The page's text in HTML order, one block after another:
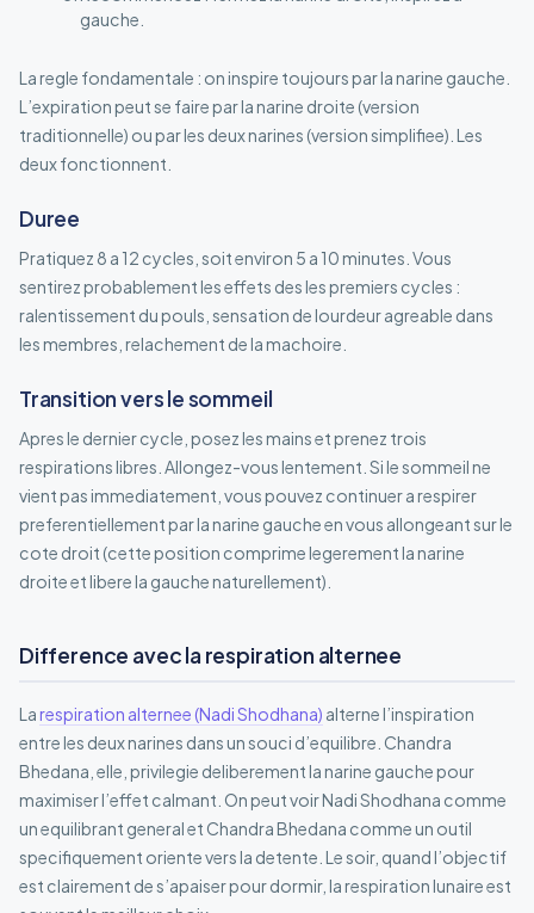
gauche.
La regle fondamentale : on inspire toujours par la narine gauche.
L’expiration peut se faire par la narine droite (version
traditionnelle) ou par les deux narines (version simplifiee). Les
deux fonctionnent.
Duree
Pratiquez 8 a 12 cycles, soit environ 5 a 10 minutes. Vous
sentirez probablement les effets des les premiers cycles :
ralentissement du pouls, sensation de lourdeur agreable dans
les membres, relachement de la machoire.
Transition vers le sommeil
Apres le dernier cycle, posez les mains et prenez trois
respirations libres. Allongez-vous lentement. Si le sommeil ne
vient pas immediatement, vous pouvez continuer a respirer
preferentiellement par la narine gauche en vous allongeant sur le
cote droit (cette position comprime legerement la narine
droite et libere la gauche naturellement).
Difference avec la respiration alternee
Larespiration alternee (Nadi Shodhana) alterne l’inspiration
entre les deux narines dans un souci d’equilibre. Chandra
Bhedana, elle, privilegie deliberement la narine gauche pour
maximiser l’effet calmant. On peut voir Nadi Shodhana comme
un equilibrant general et Chandra Bhedana comme un outil
specifiquement oriente vers la detente. Le soir, quand l’objectif
est clairement de s’apaiser pour dormir, la respiration lunaire est